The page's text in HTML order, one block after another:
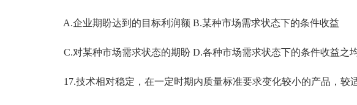
A.企业期盼达到的目标利润额 B.某种市场需求状态下的条件收益
C.对某种市场需求状态的期盼 D.各种市场需求状态下的条件收益之
17.技术相对稳定，在一定时期内质量标准要求变化较小的产品，较